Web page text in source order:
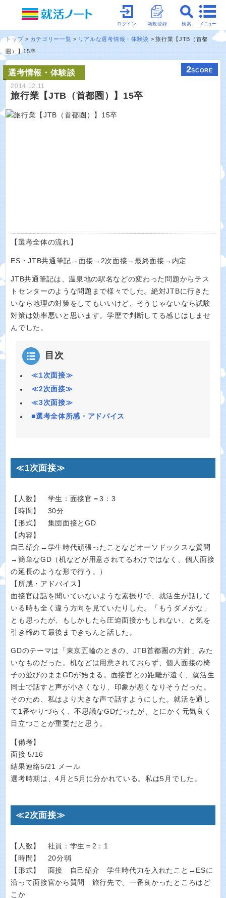
メニュー
検索
新規登録
ログイン
トップ カテゴリー一覧 リアルな選考情報・体験談
旅行業【JTB（首都
圏）】15卒
選考情報・体験談 2SCORE
2014.12.11
旅行業【JTB（首都圏）】15卒
【選考全体の流れ】
ES・JTB共通筆記→面接→2次面接→最終面接→内定
JTB共通筆記は、温泉地の駅名などの変わった問題からテス
トセンターのような問題まで様々でした。絶対JTBに行きた
いなら地理の対策をしてもいいけど、そうじゃないなら試験
対策は効率悪いと思います。学歴で判断してる感じはしませ
んでした。
目次
≪1次面接≫
≪2次面接≫
≪3次面接≫
■選考全体所感・アドバイス
≪1次面接≫
【人数】 学生：面接官＝3：3
【時間】 30分
【形式】 集団面接とGD
【内容】
自己紹介→学生時代頑張ったことなどオーソドックスな質問
→簡単なGD（机などが用意されてるわけではなく、個人面接
の延長のような形で行う。）
【所感・アドバイス】
面接官は話を聞いていないような素振りで、就活生が話して
いる時も全く違う方向を見ていたりした。「もうダメかな」
とも思ったが、もしかしたら圧迫面接かもしれない、と気を
引き締めて最後まできちんと話した。
GDのテーマは「東京五輪のときの、JTB首都圏の方針」みた
いなものだった。机などは用意されておらず、個人面接の椅
子の並びのままGDが始まる。面接官との距離が遠く、就活生
同士で話すと声が小さくなり、印象が悪くなりそうだった。
そのため、私はより大きな声で話すようにした。就活を通し
て1番やりづらく、不思議なGDだったが、とにかく元気良く
目立つことが重要だと思う。
【備考】
面接 5/16
結果連絡5/21 メール
選考時期は、4月と5月に分かれている。私は5月でした。
≪2次面接≫
【人数】 社員：学生＝2：1
【時間】 20分弱
【形式】 面接 自己紹介 学生時代力を入れたこと→ESに
沿って面接官から質問 旅行先で、一番良かったところはど
こか